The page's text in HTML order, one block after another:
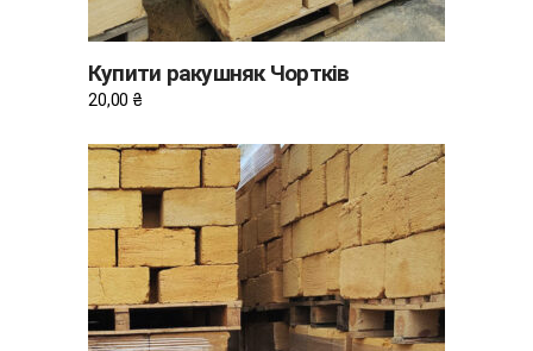
Купити ракушняк Чортків
20,00 ₴
ДОДАТИ В КОШИК